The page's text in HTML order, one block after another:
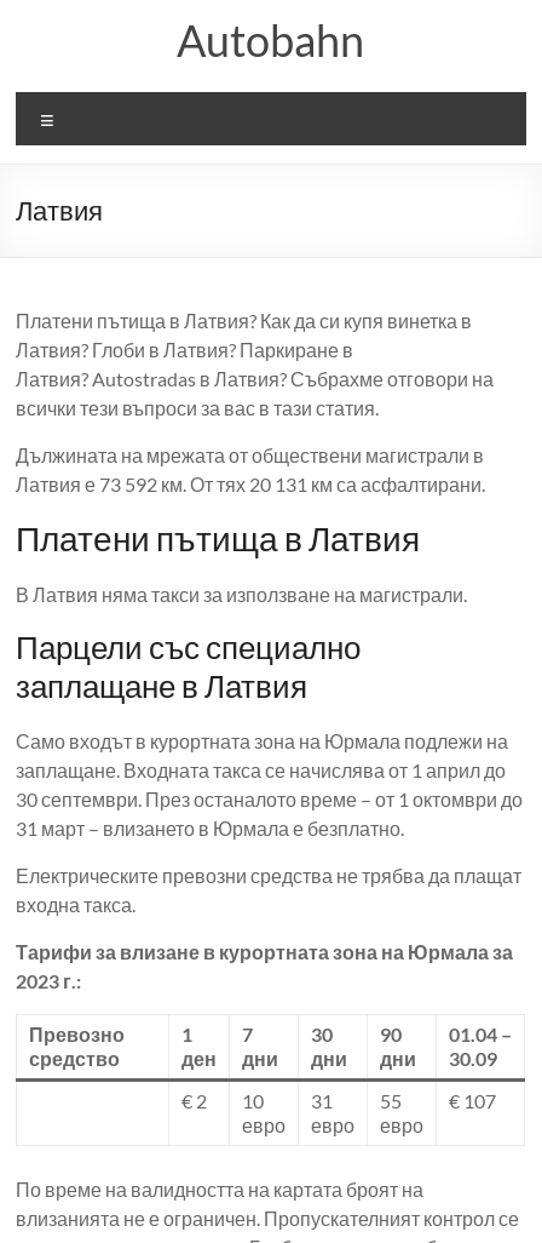
Autobahn
Латвия
Платени пътища в Латвия? Как да си купя винетка в
Латвия? Глоби в Латвия? Паркиране в
Латвия? Autostradas в Латвия? Събрахме отговори на
всички тези въпроси за вас в тази статия.
Дължината на мрежата от обществени магистрали в
Латвия е 73 592 км. От тях 20 131 км са асфалтирани.
Платени пътища в Латвия
В Латвия няма такси за използване на магистрали.
Парцели със специално
заплащане в Латвия
Само входът в курортната зона на Юрмала подлежи на
заплащане. Входната такса се начислява от 1 април до
30 септември. През останалото време – от 1 октомври до
31 март – влизането в Юрмала е безплатно.
Електрическите превозни средства не трябва да плащат
входна такса.
Тарифи за влизане в курортната зона на Юрмала за
2023 г.:
Превозно
средство
1
ден
7
дни
30
дни
90
дни
01.04 –
30.09
€ 2
10
евро
31
евро
55
евро
€ 107
По време на валидността на картата броят на
влизанията не е ограничен. Пропускателният контрол се